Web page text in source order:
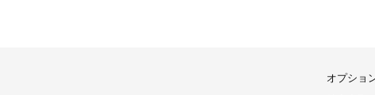
オプショ